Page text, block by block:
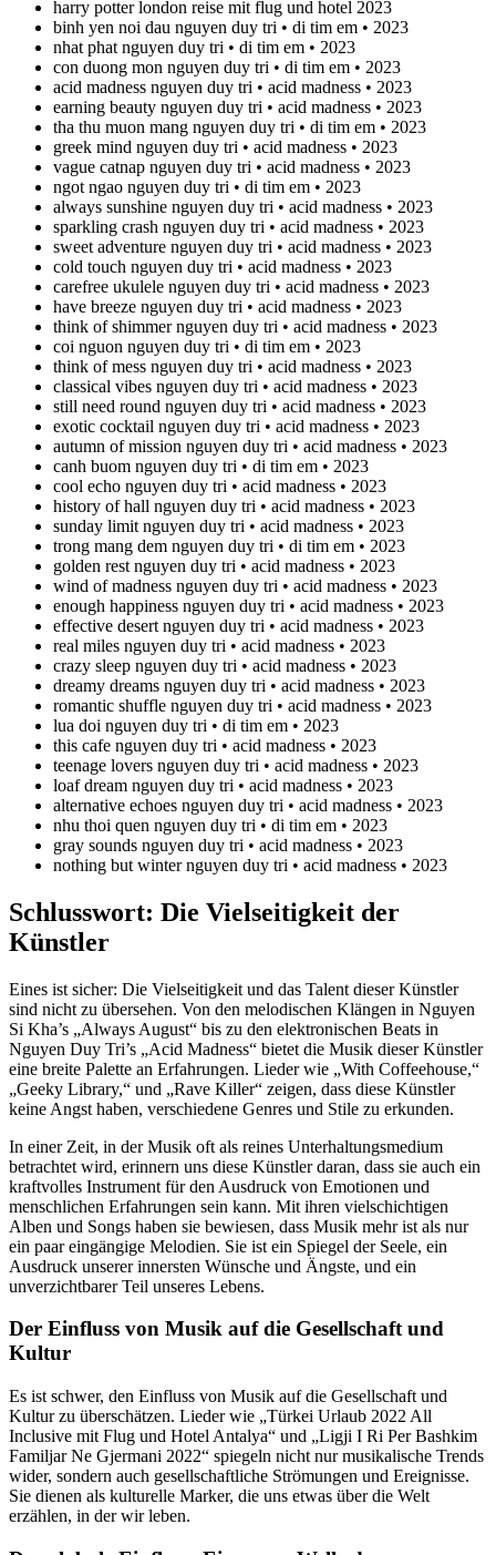
harry potter london reise mit flug und hotel 2023
binh yen noi dau nguyen duy tri • di tim em • 2023
nhat phat nguyen duy tri • di tim em • 2023
con duong mon nguyen duy tri • di tim em • 2023
acid madness nguyen duy tri • acid madness • 2023
earning beauty nguyen duy tri • acid madness • 2023
tha thu muon mang nguyen duy tri • di tim em • 2023
greek mind nguyen duy tri • acid madness • 2023
vague catnap nguyen duy tri • acid madness • 2023
ngot ngao nguyen duy tri • di tim em • 2023
always sunshine nguyen duy tri • acid madness • 2023
sparkling crash nguyen duy tri • acid madness • 2023
sweet adventure nguyen duy tri • acid madness • 2023
cold touch nguyen duy tri • acid madness • 2023
carefree ukulele nguyen duy tri • acid madness • 2023
have breeze nguyen duy tri • acid madness • 2023
think of shimmer nguyen duy tri • acid madness • 2023
coi nguon nguyen duy tri • di tim em • 2023
think of mess nguyen duy tri • acid madness • 2023
classical vibes nguyen duy tri • acid madness • 2023
still need round nguyen duy tri • acid madness • 2023
exotic cocktail nguyen duy tri • acid madness • 2023
autumn of mission nguyen duy tri • acid madness • 2023
canh buom nguyen duy tri • di tim em • 2023
cool echo nguyen duy tri • acid madness • 2023
history of hall nguyen duy tri • acid madness • 2023
sunday limit nguyen duy tri • acid madness • 2023
trong mang dem nguyen duy tri • di tim em • 2023
golden rest nguyen duy tri • acid madness • 2023
wind of madness nguyen duy tri • acid madness • 2023
enough happiness nguyen duy tri • acid madness • 2023
effective desert nguyen duy tri • acid madness • 2023
real miles nguyen duy tri • acid madness • 2023
crazy sleep nguyen duy tri • acid madness • 2023
dreamy dreams nguyen duy tri • acid madness • 2023
romantic shuffle nguyen duy tri • acid madness • 2023
lua doi nguyen duy tri • di tim em • 2023
this cafe nguyen duy tri • acid madness • 2023
teenage lovers nguyen duy tri • acid madness • 2023
loaf dream nguyen duy tri • acid madness • 2023
alternative echoes nguyen duy tri • acid madness • 2023
nhu thoi quen nguyen duy tri • di tim em • 2023
gray sounds nguyen duy tri • acid madness • 2023
nothing but winter nguyen duy tri • acid madness • 2023
Schlusswort: Die Vielseitigkeit der
Künstler
Eines ist sicher: Die Vielseitigkeit und das Talent dieser Künstler
sind nicht zu übersehen. Von den melodischen Klängen in Nguyen
Si Kha’s „Always August“ bis zu den elektronischen Beats in
Nguyen Duy Tri’s „Acid Madness“ bietet die Musik dieser Künstler
eine breite Palette an Erfahrungen. Lieder wie „With Coffeehouse,“
„Geeky Library,“ und „Rave Killer“ zeigen, dass diese Künstler
keine Angst haben, verschiedene Genres und Stile zu erkunden.
In einer Zeit, in der Musik oft als reines Unterhaltungsmedium
betrachtet wird, erinnern uns diese Künstler daran, dass sie auch ein
kraftvolles Instrument für den Ausdruck von Emotionen und
menschlichen Erfahrungen sein kann. Mit ihren vielschichtigen
Alben und Songs haben sie bewiesen, dass Musik mehr ist als nur
ein paar eingängige Melodien. Sie ist ein Spiegel der Seele, ein
Ausdruck unserer innersten Wünsche und Ängste, und ein
unverzichtbarer Teil unseres Lebens.
Der Einfluss von Musik auf die Gesellschaft und
Kultur
Es ist schwer, den Einfluss von Musik auf die Gesellschaft und
Kultur zu überschätzen. Lieder wie „Türkei Urlaub 2022 All
Inclusive mit Flug und Hotel Antalya“ und „Ligji I Ri Per Bashkim
Familjar Ne Gjermani 2022“ spiegeln nicht nur musikalische Trends
wider, sondern auch gesellschaftliche Strömungen und Ereignisse.
Sie dienen als kulturelle Marker, die uns etwas über die Welt
erzählen, in der wir leben.